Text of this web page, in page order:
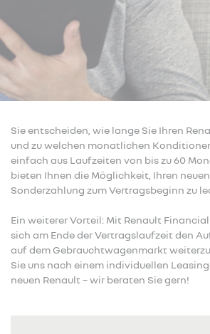
Sie entscheiden, wie lange Sie Ihren
und zu welchen monatlichen
einfach aus Laufzeiten von bis zu 60
bieten Ihnen die Möglichkeit, Ihren
Sonderzahlung zum Vertragsbeginn zu
Ein weiterer Vorteil: Mit Renault
sich am Ende der Vertragslaufzeit den
auf dem Gebrauchtwagenmarkt
Sie uns nach einem individuellen
neuen Renault – wir beraten Sie gern!